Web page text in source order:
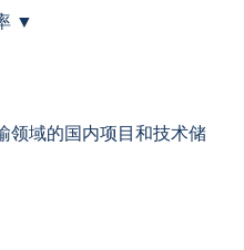
▼
领域的国内项目和技术储